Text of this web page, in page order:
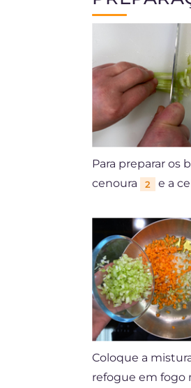
Para preparar os
cenoura
2 e a
Coloque a
refogue em fogo